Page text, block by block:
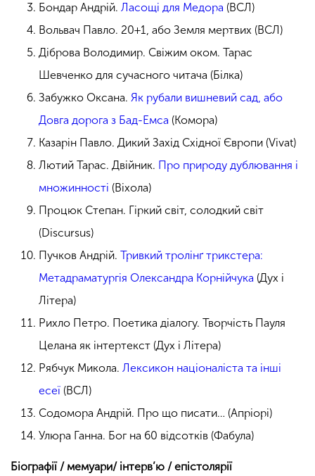
Бондар Андрій. Ласощі для Медора (ВСЛ)
Вольвач Павло. 20+1, або Земля мертвих (ВСЛ)
Діброва Володимир. Свіжим оком. Тарас
Шевченко для сучасного читача (Білка)
Забужко Оксана. Як рубали вишневий сад, або
Довга дорога з Бад-Емса (Комора)
Казарін Павло. Дикий Захід Східної Європи (Vivat)
Лютий Тарас. Двійник. Про природу дублювання і
множинності (Віхола)
Процюк Степан. Гіркий світ, солодкий світ
(Discursus)
Пучков Андрій. Тривкий тролінґ трикстера:
Метадраматургія Олександра Корнійчука (Дух і
Літера)
Рихло Петро. Поетика діалогу. Творчість Пауля
Целана як інтертекст (Дух і Літера)
Рябчук Микола. Лексикон націоналіста та інші
есеї (ВСЛ)
Содомора Андрій. Про що писати… (Апріорі)
Улюра Ганна. Бог на 60 відсотків (Фабула)
Біографії / мемуари/ інтерв’ю / епістолярії